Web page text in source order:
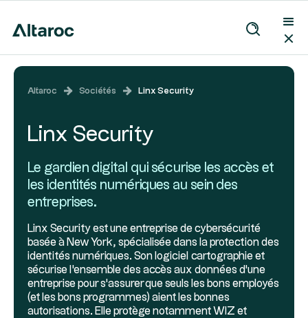
Altaroc Sociétés Linx Security
Linx Security
Le gardien digital qui sécurise les accès et
les identités numériques au sein des
entreprises.
Linx Security est une entreprise de cybersécurité
basée à New York, spécialisée dans la protection des
identités numériques. Son logiciel cartographie et
sécurise l'ensemble des accès aux données d'une
entreprise pour s'assurer que seuls les bons employés
(et les bons programmes) aient les bonnes
autorisations. Elle protège notamment WIZ et